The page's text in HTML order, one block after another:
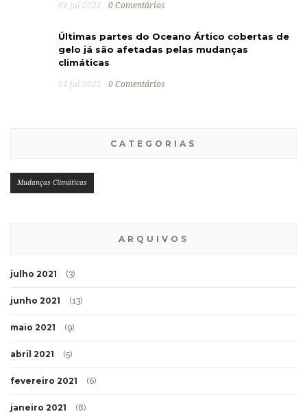
01 jul 2021 0 Comentários
Últimas partes do Oceano Ártico cobertas de
gelo já são afetadas pelas mudanças
climáticas
01 jul 2021 0 Comentários
CATEGORIAS
Mudanças Climáticas
ARQUIVOS
julho 2021 (3)
junho 2021 (13)
maio 2021 (9)
abril 2021 (5)
fevereiro 2021 (6)
janeiro 2021 (8)